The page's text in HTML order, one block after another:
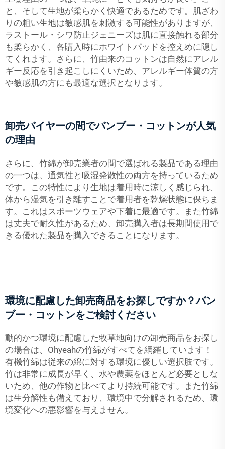
と、そして生地が柔らかく快適であるためです。肌ざわ
りの粗い生地は敏感肌を刺激する可能性がありますが、
ラストール・シワ防止ジェニーズは肌に直接触れる部分
も柔らかく、各購入時にホワイトパッドを控えめに隠し
てくれます。さらに、竹由来のコットンは自然にアレル
ギー反応を引き起こしにくいため、アレルギー体質の方
や敏感肌の方にも最適な選択となります。
卸売バイヤーの間でバンブー・コットンが人気
の理由
さらに、竹綿が卸売業者の間で選ばれる製品である理由
の一つは、通気性と吸湿発散性の両方を持っているため
です。この特性により生地は着用時に涼しく感じられ、
体から湿気を引き離すことで着用者を乾燥状態に保ちま
す。これはスポーツウェアや下着に最適です。また竹綿
は丈夫で耐久性があるため、卸売購入者は長期間使用で
きる優れた製品を購入できることになります。
環境に配慮した卸売商品をお探しですか？バン
ブー・コットンをご検討ください
動的かつ環境に配慮した牧草地向けの卸売商品をお探し
の場合は、Ohyeahの竹綿がすべてを網羅しています！
有機竹綿は従来の綿に対する環境に優しい選択肢です。
竹は非常に成長が早く、水や農薬をほとんど必要としな
いため、他の作物と比べてより持続可能です。また竹綿
は生分解性も備えており、環境中で分解されるため、環
境変化への悪影響を与えません。